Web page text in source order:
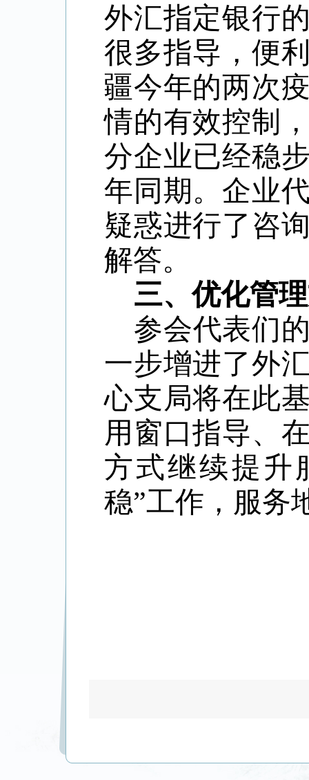
外汇指定银行
很多指导，便
疆今年的两次
情的有效控制
分企业已经稳
年同期。企业
疑惑进行了咨
解答。
三、优化管
参会代表们
一步增进了外
心支局将在此
用窗口指导、
方式继续提升
稳”工作，服务